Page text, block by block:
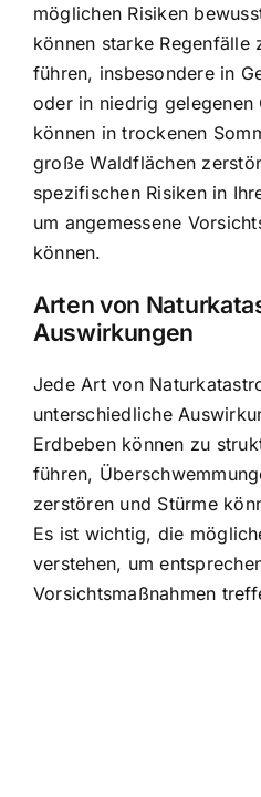
möglichen Risiken
können starke Regenfälle
führen, insbesondere in
oder in niedrig gelegenen
können in trockenen
große Waldflächen
spezifischen Risiken in
um angemessene
können.
Arten von
Auswirkungen
Jede Art von
unterschiedliche
Erdbeben können zu
führen,
zerstören und Stürme
Es ist wichtig, die
verstehen, um
Vorsichtsmaßnahmen